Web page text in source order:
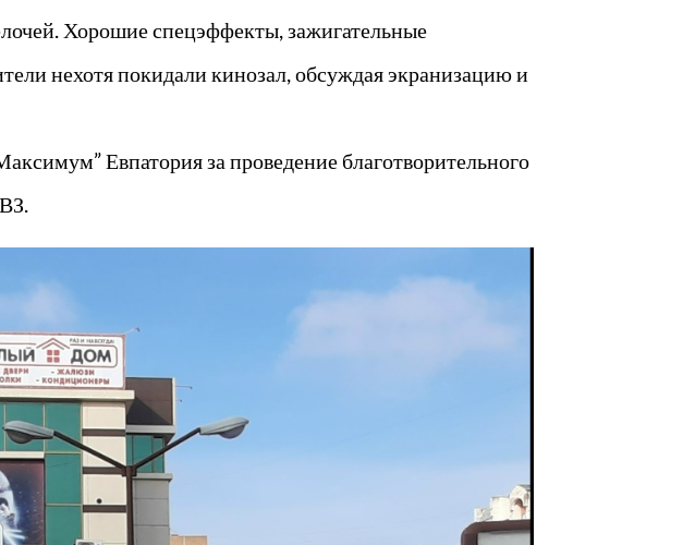
Хорошие спецэффекты, зажигательные
нехотя покидали кинозал, обсуждая экранизацию и
Евпатория за проведение благотворительного